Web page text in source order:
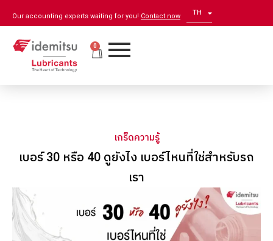
Our accounting experts waiting for you! Contact now TH
EN
0
เกร็ดความรู้
เบอร์ 30 หรือ 40 ดูยังไง เบอร์ไหนที่ใช่สำหรับรถ
เรา